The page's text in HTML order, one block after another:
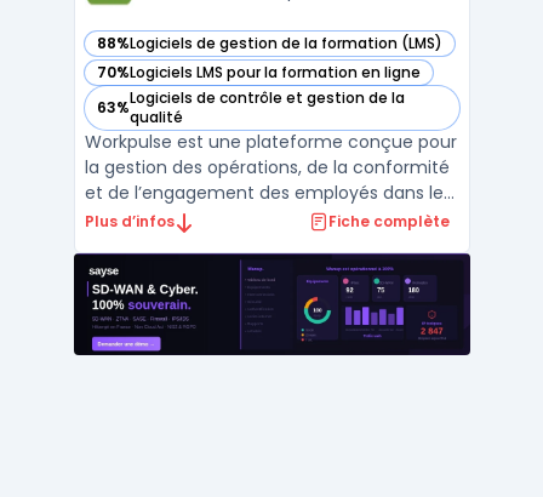
88%Logiciels de gestion de la formation (LMS)
— voir Workpulse dans cette catégorie
70%Logiciels LMS pour la formation en ligne
— voir Workpulse dans cette catégorie
63%Logiciels de contrôle et gestion de la
qualité
— voir Workpulse dans cette catégorie
Workpulse est une plateforme conçue pour
la gestion des opérations, de la conformité
et de l’engagement des employés dans les
environnements de travail à flux tendu,
restauration rapide. L’outil répond aux
exigences de contrôle des processus, y
compris la conformité al ...
Plus d’infos Fiche complète